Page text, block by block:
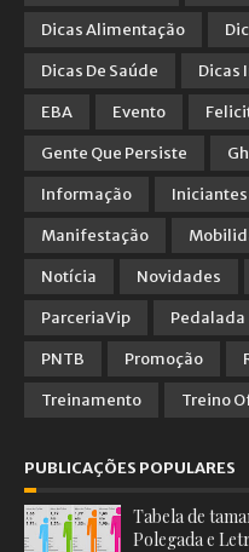
Dicas Alimentação
Dicas De Saúde
Dicas
EBA
Evento
Gente Que Persiste
Informação
Iniciantes
Manifestação
Notícia
Novidades
ParceriaVip
Pedalada
PNTB
Promoção
Treinamento
Treino
PUBLICAÇÕES POPULARES
Tabela de
Polegada e